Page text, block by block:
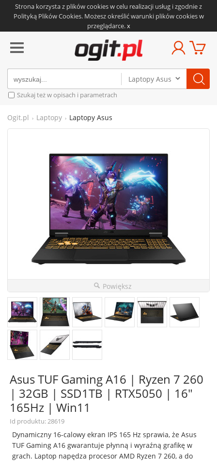
Strona korzysta z plików cookies w celu realizacji usług i zgodnie z
Polityką Plików Cookies.Możesz określić warunki plików cookies w
przeglądarce.x
Szukaj też w opisach i parametrach
Ogit.pl › Laptopy › Laptopy Asus
Powiększ
Asus TUF Gaming A16 | Ryzen 7 260
| 32GB | SSD1TB | RTX5050 | 16"
165Hz | Win11
Id produktu: 28619
Dynamiczny 16-calowy ekran IPS 165 Hz sprawia, że Asus
TUF Gaming A16 gwarantuje płynną i wyraźną grafikę w
grach. Laptop napędza procesor AMD Ryzen 7 260, a do